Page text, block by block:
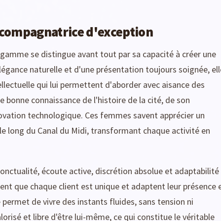
d'exception
se distingue avant tout par sa capacité à créer une
naturelle et d'une présentation toujours soignée,
qui lui permettent d'aborder avec aisance des
bonne connaissance de l'histoire de la cité, de son
technologique. Ces femmes savent apprécier un
long du Canal du Midi, transformant chaque activité en
écoute active, discrétion absolue et adaptabilité
que chaque client est unique et adaptent leur présence
de vivre des instants fluides, sans tension ni
et libre d'être lui-même, ce qui constitue le véritable